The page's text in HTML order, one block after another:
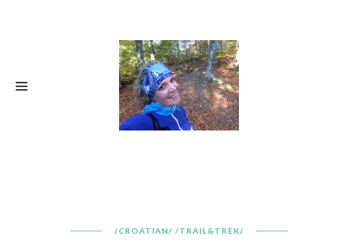
/CROATIAN/ /TRAIL&TREK/